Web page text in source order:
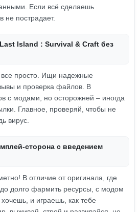
Если всё сделаешь
не пострадает.
Island : Survival & Craft без
просто. Ищи надежные
и проверка файлов. В
с модами, но осторожней – иногда
Главное, проверяй, чтобы не
вирус.
сторона с введением
В отличие от оригинала, где
долго фармить ресурсы, с модом
и играешь, как тебе